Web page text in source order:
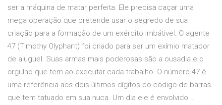
ser a máquina de matar perfeita. Ele precisa caçar uma
mega operação que pretende usar o segredo de sua
criação para a formação de um exército imbátivel. O agente
47 (Timothy Olyphant) foi criado para ser um exímio matador
de aluguel. Suas armas mais poderosas são a ousadia e o
orgulho que tem ao executar cada trabalho. O número 47 é
uma referência aos dois últimos dígitos do código de barras
que tem tatuado em sua nuca. Um dia ele é envolvido …